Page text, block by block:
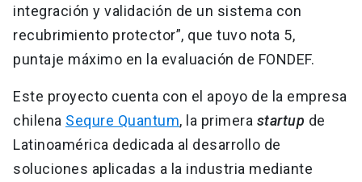
integración y validación de un sistema con
recubrimiento protector”, que tuvo nota 5,
puntaje máximo en la evaluación de FONDEF.
Este proyecto cuenta con el apoyo de la empresa
chilena Sequre Quantum, la primera startup de
Latinoamérica dedicada al desarrollo de
soluciones aplicadas a la industria mediante